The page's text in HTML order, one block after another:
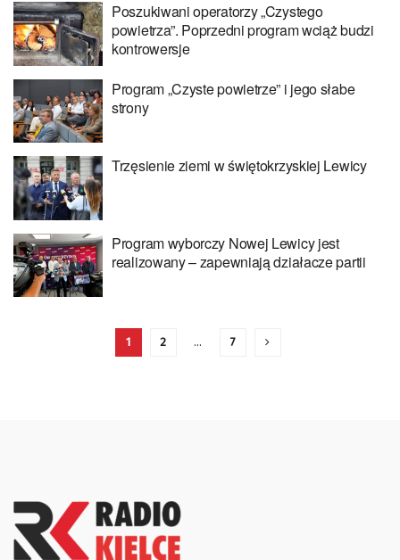
Poszukiwani operatorzy „Czystego
powietrza”. Poprzedni program wciąż budzi
kontrowersje
Program „Czyste powietrze” i jego słabe
strony
Trzęsienie ziemi w świętokrzyskiej Lewicy
Program wyborczy Nowej Lewicy jest
realizowany – zapewniają działacze partii
1 2 … 7